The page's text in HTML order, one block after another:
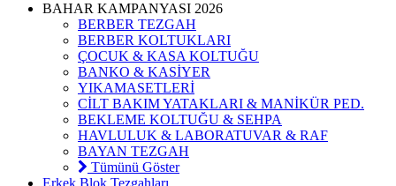
BAHAR KAMPANYASI 2026
BERBER TEZGAH
BERBER KOLTUKLARI
ÇOCUK & KASA KOLTUĞU
BANKO & KASİYER
YIKAMASETLERİ
CİLT BAKIM YATAKLARI & MANİKÜR PED.
BEKLEME KOLTUĞU & SEHPA
HAVLULUK & LABORATUVAR & RAF
BAYAN TEZGAH
Tümünü Göster
Erkek Blok Tezgahları